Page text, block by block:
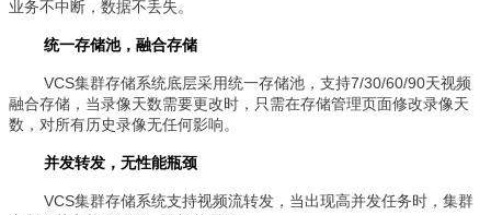
业务不中断，数据不丢失。
统一存储池，融合存储
VCS集群存储系统底层采用统一存储池，支持7/30/60/90天视频
融合存储，当录像天数需要更改时，只需在存储管理页面修改录像天
数，对所有历史录像无任何影响。
并发转发，无性能瓶颈
VCS集群存储系统支持视频流转发，当出现高并发任务时，集群